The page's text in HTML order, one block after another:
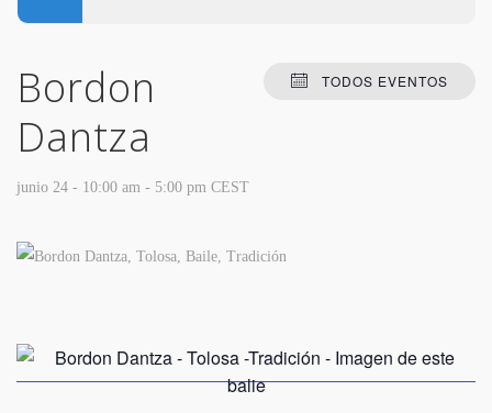
TODOS EVENTOS
Bordon
Dantza
junio 24 - 10:00 am - 5:00 pm CEST